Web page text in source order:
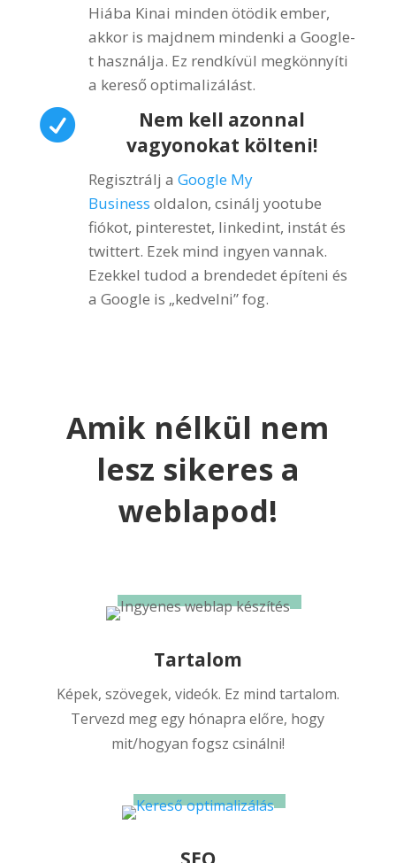
Hiába Kinai minden ötödik ember,
akkor is majdnem mindenki a Google-
t használja. Ez rendkívül megkönnyíti
a kereső optimalizálást.

Nem kell azonnal
vagyonokat költeni!
Regisztrálj a Google My
Business oldalon, csinálj yootube
fiókot, pinterestet, linkedint, instát és
twittert. Ezek mind ingyen vannak.
Ezekkel tudod a brendedet építeni és
a Google is „kedvelni” fog.
Amik nélkül nem
lesz sikeres a
weblapod!
Tartalom
Képek, szövegek, videók. Ez mind tartalom.
Tervezd meg egy hónapra előre, hogy
mit/hogyan fogsz csinálni!